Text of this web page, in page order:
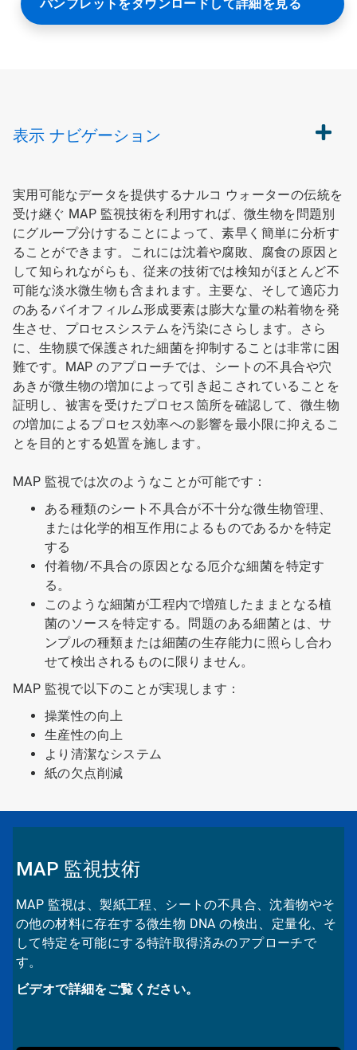
パンフレットをダウンロードして詳細を見る
表示 ナビゲーション
実用可能なデータを提供するナルコ ウォーターの伝統を
受け継ぐ MAP 監視技術を利用すれば、微生物を問題別
にグループ分けすることによって、素早く簡単に分析す
ることができます。これには沈着や腐敗、腐食の原因と
して知られながらも、従来の技術では検知がほとんど不
可能な淡水微生物も含まれます。主要な、そして適応力
のあるバイオフィルム形成要素は膨大な量の粘着物を発
生させ、プロセスシステムを汚染にさらします。さら
に、生物膜で保護された細菌を抑制することは非常に困
難です。MAP のアプローチでは、シートの不具合や穴
あきが微生物の増加によって引き起こされていることを
証明し、被害を受けたプロセス箇所を確認して、微生物
の増加によるプロセス効率への影響を最小限に抑えるこ
とを目的とする処置を施します。
MAP 監視では次のようなことが可能です：
ある種類のシート不具合が不十分な微生物管理、
または化学的相互作用によるものであるかを特定
する
付着物/不具合の原因となる厄介な細菌を特定す
る。
このような細菌が工程内で増殖したままとなる植
菌のソースを特定する。問題のある細菌とは、サ
ンプルの種類または細菌の生存能力に照らし合わ
せて検出されるものに限りません。
MAP 監視で以下のことが実現します：
操業性の向上
生産性の向上
より清潔なシステム
紙の欠点削減
MAP 監視技術
MAP 監視は、製紙工程、シートの不具合、沈着物やそ
の他の材料に存在する微生物 DNA の検出、定量化、そ
して特定を可能にする特許取得済みのアプローチで
す。
ビデオで詳細をご覧ください。